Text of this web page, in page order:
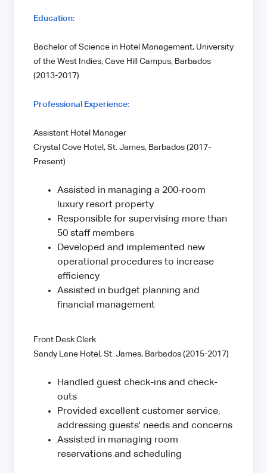
Education:
Bachelor of Science in Hotel Management, University
of the West Indies, Cave Hill Campus, Barbados
(2013-2017)
Professional Experience:
Assistant Hotel Manager
Crystal Cove Hotel, St. James, Barbados (2017-
Present)
Assisted in managing a 200-room
luxury resort property
Responsible for supervising more than
50 staff members
Developed and implemented new
operational procedures to increase
efficiency
Assisted in budget planning and
financial management
Front Desk Clerk
Sandy Lane Hotel, St. James, Barbados (2015-2017)
Handled guest check-ins and check-
outs
Provided excellent customer service,
addressing guests' needs and concerns
Assisted in managing room
reservations and scheduling